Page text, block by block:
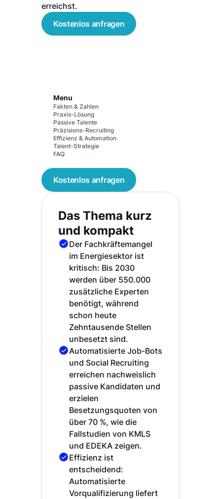
erreichst.
Kostenlos anfragen
Menu
Fakten & Zahlen
Praxis-Lösung
Passive Talente
Präzisions-Recruiting
Effizienz & Automation
Talent-Strategie
FAQ
Kostenlos anfragen
Das Thema kurz
und kompakt
Der Fachkräftemangel
im Energiesektor ist
kritisch: Bis 2030
werden über 550.000
zusätzliche Experten
benötigt, während
schon heute
Zehntausende Stellen
unbesetzt sind.
Automatisierte Job-Bots
und Social Recruiting
erreichen nachweislich
passive Kandidaten und
erzielen
Besetzungsquoten von
über 70 %, wie die
Fallstudien von KMLS
und EDEKA zeigen.
Effizienz ist
entscheidend:
Automatisierte
Vorqualifizierung liefert